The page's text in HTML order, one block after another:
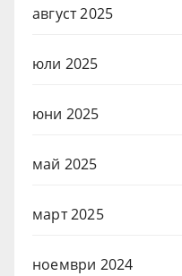
август 2025
юли 2025
юни 2025
май 2025
март 2025
ноември 2024